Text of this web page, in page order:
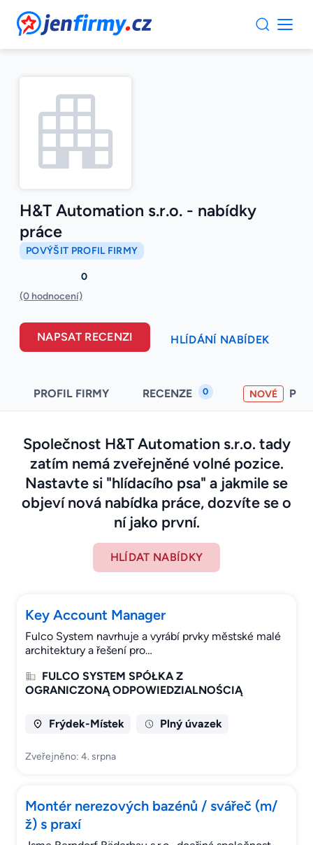
JenFirmy.cz
H&T Automation s.r.o. - nabídky
práce
POVÝŠIT PROFIL FIRMY
0
(0 hodnocení)
NAPSAT RECENZI HLÍDÁNÍ NABÍDEK
PROFIL FIRMY RECENZE 0 NOVÉ
Společnost H&T Automation s.r.o. tady
zatím nemá zveřejněné volné pozice.
Nastavte si "hlídacího psa" a jakmile se
objeví nová nabídka práce, dozvíte se o
ní jako první.
HLÍDAT NABÍDKY
Key Account Manager
Fulco System navrhuje a vyrábí prvky městské malé
architektury a řešení pro…
FULCO SYSTEM SPÓŁKA Z
OGRANICZONĄ ODPOWIEDZIALNOŚCIĄ
Frýdek-Místek Plný úvazek
Zveřejněno: 4. srpna
Montér nerezových bazénů / svářeč (m/
ž) s praxí